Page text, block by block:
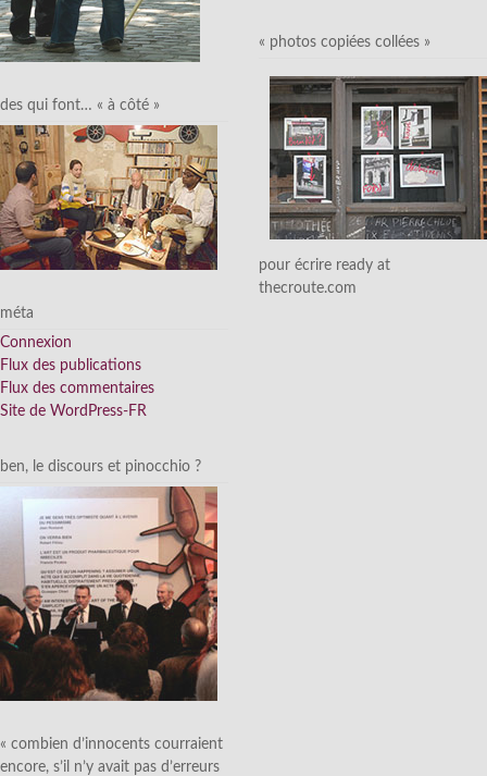
des qui font… « à côté »
méta
Connexion
Flux des publications
Flux des commentaires
Site de WordPress-FR
ben, le discours et pinocchio ?
« combien d’innocents courraient
encore, s’il n’y avait pas d’erreurs
« photos copiées collées »
pour écrire ready at
thecroute.com